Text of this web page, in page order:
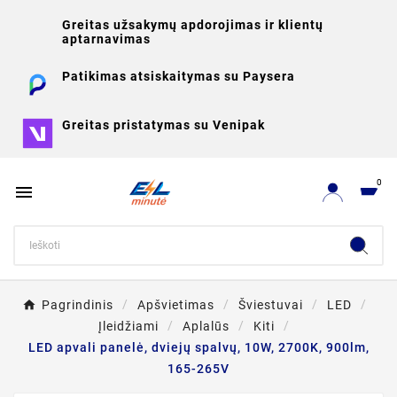
Greitas užsakymų apdorojimas ir klientų
aptarnavimas
Patikimas atsiskaitymas su Paysera
Greitas pristatymas su Venipak
 0
Pagrindinis Apšvietimas Šviestuvai
LED
Įleidžiami
Aplalūs
Kiti
LED apvali panelė, dviejų spalvų, 10W, 2700K, 900lm,
165-265V